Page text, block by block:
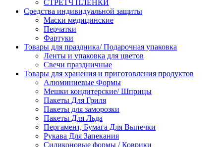
СТРЕТЧ ПЛЕНКИ
Средства индивидуальной защиты
Маски медицинские
Перчатки
Фартуки
Товары для праздника/ Подарочная упаковка
Ленты и упаковка для цветов
Свечи праздничные
Товары для хранения и приготовления продуктов
Алюминиевые Формы
Мешки кондитерские/ Шприцы
Пакеты Для Гриля
Пакеты для заморозки
Пакеты Для Льда
Пергамент, Бумага Для Выпечки
Рукава Для Запекания
Силиконовые формы / Коврики